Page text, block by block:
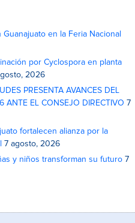
en la Feria Nacional
por Cyclospora en planta
2026
PRESENTA AVANCES DEL
ANTE EL CONSEJO DIRECTIVO 7
fortalecen alianza por la
7 agosto, 2026
y niños transforman su futuro 7